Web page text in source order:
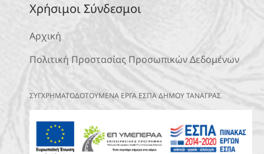
Χρήσιμοι Σύνδεσμοι
Αρχική
Πολιτική Προστασίας Προσωπικών Δεδομένων
ΣΥΓΧΡΗΜΑΤΟΔΟΤΟΥΜΕΝΑ ΕΡΓΑ ΕΣΠΑ ΔΗΜΟΥ ΤΑΝΑΓΡΑΣ